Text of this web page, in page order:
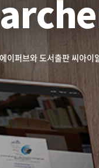
이퍼브와 도서출판 씨아이